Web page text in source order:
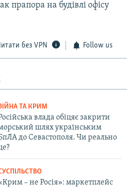
прапора на будівлі офісу
без VPN Follow us
ТА КРИМ
влада обіцяє закрити
шлях українським
до Севастополя. Чи реально
– не Росія»: маркетплейс